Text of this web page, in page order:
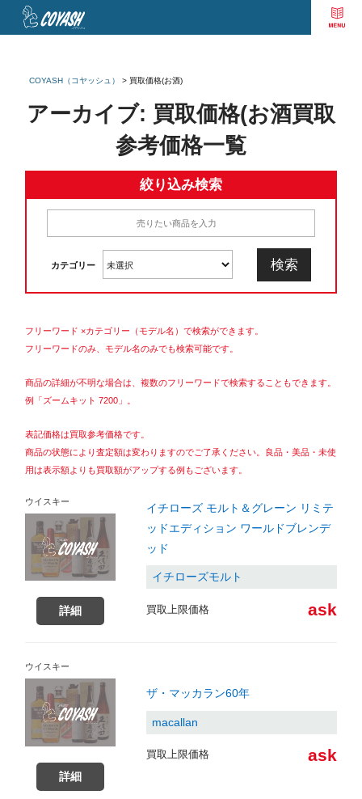
COYASH（コヤッシュ） > 買取価格(お酒)
アーカイブ: 買取価格(お酒買取
参考価格一覧
絞り込み検索
カテゴリー
フリーワード ×カテゴリー（モデル名）で検索ができます。
フリーワードのみ、モデル名のみでも検索可能です。
商品の詳細が不明な場合は、複数のフリーワードで検索することもできます。
例「ズームキット 7200」。
表記価格は買取参考価格です。
商品の状態により査定額は変わりますのでご了承ください。良品・美品・未使
用は表示額よりも買取額がアップする例もございます。
ウイスキー
詳細
イチローズ モルト＆グレーン リミテ
ッドエディション ワールドブレンデ
ッド
イチローズモルト
買取上限価格 ask
ウイスキー
詳細
ザ・マッカラン60年
macallan
買取上限価格 ask